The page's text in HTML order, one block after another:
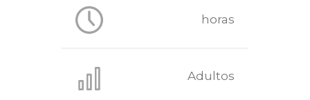
horas
Adultos